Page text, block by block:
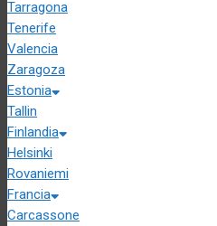
Tarragona
Tenerife
Valencia
Zaragoza
Estonia
Tallin
Finlandia
Helsinki
Rovaniemi
Francia
Carcassone